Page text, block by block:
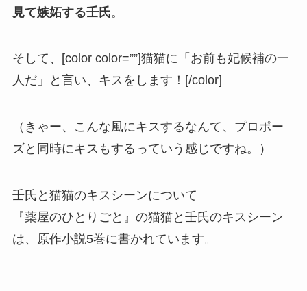
見て嫉妬する壬氏。
そして、[color color=””]猫猫に「お前も妃候補の一
人だ」と言い、キスをします！[/color]
（きゃー、こんな風にキスするなんて、プロポー
ズと同時にキスもするっていう感じですね。）
壬氏と猫猫のキスシーンについて
『薬屋のひとりごと』の猫猫と壬氏のキスシーン
は、原作小説5巻に書かれています。